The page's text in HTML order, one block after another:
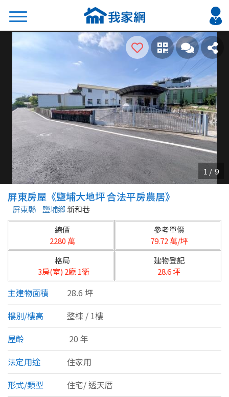
搜尋
熱門關鍵字
2026 台北降價好屋限量釋出
2026 新北降價好屋限量釋出
2026 台中降價好屋限量釋出
2026 台南降價好屋限量釋出
2026 高雄降價好屋限量釋出
縣市
不限
台北市
基隆市
新北市
宜蘭縣
桃園市
新竹市
新竹縣
苗栗縣
區域
類型(可複選)
公寓
別墅 透天厝
農舍 辦公
屏東房屋《鹽埔大地坪 合法平房農居》
屏東縣 鹽埔鄉新和巷
總價
2280 萬
參考單價
79.72 萬/坪
格局
3房(室) 2廳 1衛
建物登記
28.6 坪
主建物面積
28.6 坪
樓別/樓高
整棟 / 1樓
屋齡
20 年
法定用途
住家用
形式/類型
住宅/透天厝